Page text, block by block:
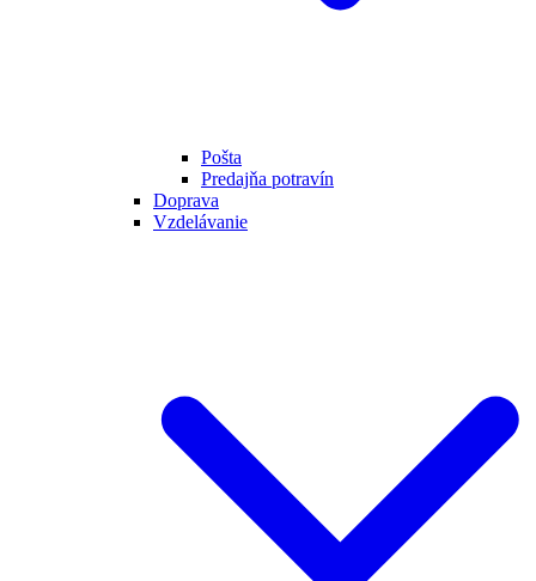
Pošta
Predajňa potravín
Doprava
Vzdelávanie